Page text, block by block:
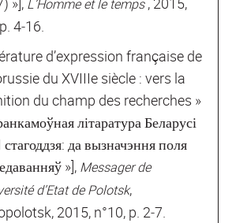
L’Homme et le temps
4‐16.
d’expression française de
du XVIIIe siècle : vers la
du champ des recherches »
літаратура Беларусі
да вызначэння поля
»], Messager de
d’Etat de Polotsk,
2015, n°10, p. 2‐7.